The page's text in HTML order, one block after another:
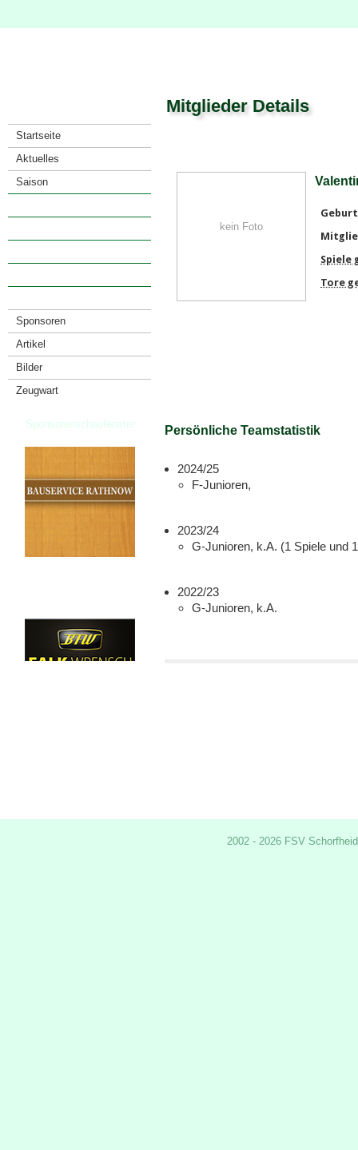
Mitglieder Details
Startseite
Aktuelles
Saison
Sponsoren
Artikel
Bilder
Zeugwart
Sponsorenschaufenster
kein Foto
Spiele
Tore
Persönliche Teamstatistik
2024/25
F-Junioren,
2023/24
G-Junioren, k.A. (1 Spiele und
2022/23
G-Junioren, k.A.
2002 - 2026 FSV